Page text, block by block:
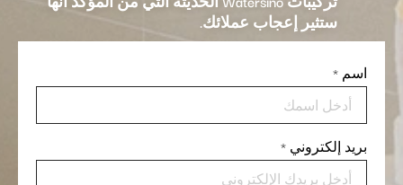
ستثير إعجاب عملائك.
اسم *
بريد إلكتروني *